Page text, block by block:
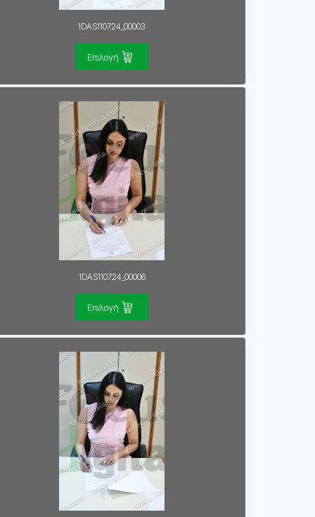
1DAS110724_00003
Επιλογή
1DAS110724_00006
Επιλογή